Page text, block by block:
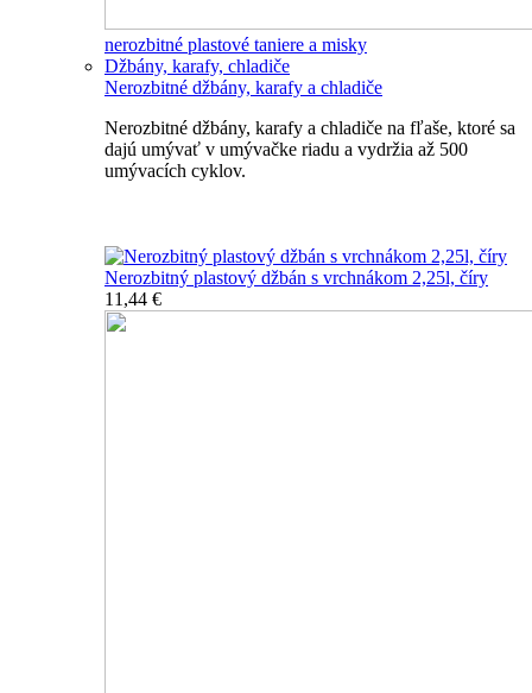
nerozbitné plastové taniere a misky
Džbány, karafy, chladiče
Nerozbitné džbány, karafy a chladiče
Nerozbitné džbány, karafy a chladiče na fľaše, ktoré sa
dajú umývať v umývačke riadu a vydržia až 500
umývacích cyklov.
Nerozbitný plastový džbán s vrchnákom 2,25l, číry
11,44 €